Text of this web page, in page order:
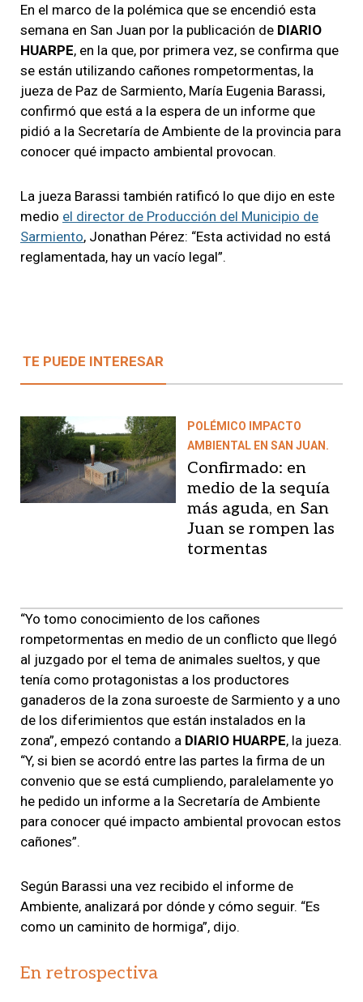
En el marco de la polémica que se encendió esta
semana en San Juan por la publicación de DIARIO
HUARPE, en la que, por primera vez, se confirma que
se están utilizando cañones rompetormentas, la
jueza de Paz de Sarmiento, María Eugenia Barassi,
confirmó que está a la espera de un informe que
pidió a la Secretaría de Ambiente de la provincia para
conocer qué impacto ambiental provocan.
La jueza Barassi también ratificó lo que dijo en este
medio el director de Producción del Municipio de
Sarmiento, Jonathan Pérez: “Esta actividad no está
reglamentada, hay un vacío legal”.
TE PUEDE INTERESAR
POLÉMICO IMPACTO
AMBIENTAL EN SAN JUAN.
Confirmado: en
medio de la sequía
más aguda, en San
Juan se rompen las
tormentas
“Yo tomo conocimiento de los cañones
rompetormentas en medio de un conflicto que llegó
al juzgado por el tema de animales sueltos, y que
tenía como protagonistas a los productores
ganaderos de la zona suroeste de Sarmiento y a uno
de los diferimientos que están instalados en la
zona”, empezó contando a DIARIO HUARPE, la jueza.
“Y, si bien se acordó entre las partes la firma de un
convenio que se está cumpliendo, paralelamente yo
he pedido un informe a la Secretaría de Ambiente
para conocer qué impacto ambiental provocan estos
cañones”.
Según Barassi una vez recibido el informe de
Ambiente, analizará por dónde y cómo seguir. “Es
como un caminito de hormiga”, dijo.
En retrospectiva